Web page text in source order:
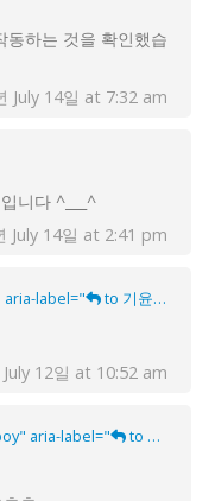
동하는 것을 확인했습
July 14일 at 7:32 am
니다 ^___^
July 14일 at 2:41 pm
label=" to 기윤호">
12일 at 10:52 am
aria-label=" to Terrorboy">